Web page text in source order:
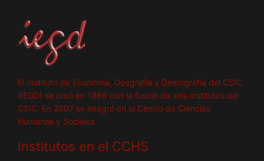
El Instituto de Economía, Geografía y Demografía del CSIC
(IEGD) se creó en 1986 con la fusión de seis institutos del
CSIC. En 2007 se integró en el Centro de Ciencias
Humanas y Sociales.
Institutos en el CCHS